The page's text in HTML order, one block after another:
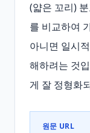
(얇은 꼬리)
를 비교하여
아니면 일시
해하려는 것
게 잘 정형화
원문 URL